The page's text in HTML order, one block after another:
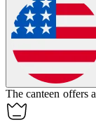
Thecanteen offers